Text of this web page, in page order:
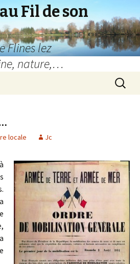
Fil de son
Flines lez
nature,…
locale Jc